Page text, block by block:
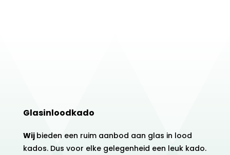
Glasinloodkado
Wij bieden een ruim aanbod aan glas in lood
kados. Dus voor elke gelegenheid een leuk kado.